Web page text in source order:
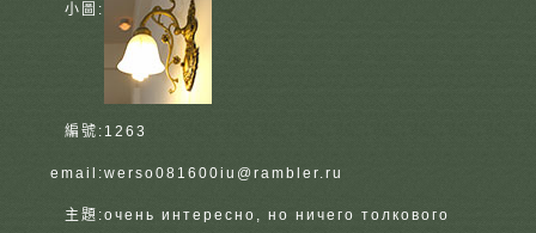
小圖:
編號: 1263
email:werso081600iu@rambler.ru
主題:очень интересно, но ничего толкового